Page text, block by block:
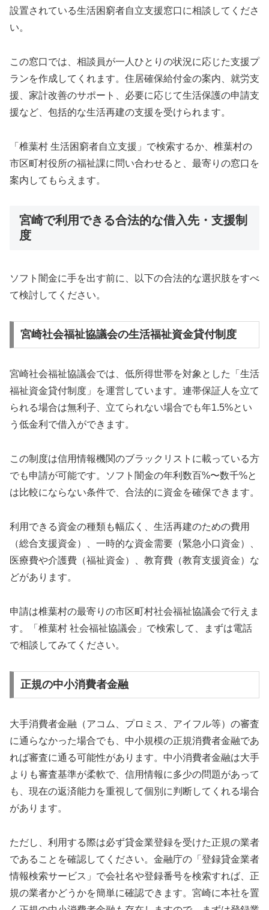
設置されている生活困窮者自立支援窓口に相談してくださ
い。
この窓口では、相談員が一人ひとりの状況に応じた支援プ
ランを作成してくれます。住居確保給付金の案内、就労支
援、家計改善のサポート、必要に応じて生活保護の申請支
援など、包括的な生活再建の支援を受けられます。
「椎葉村 生活困窮者自立支援」で検索するか、椎葉村の
市区町村役所の福祉課に問い合わせると、最寄りの窓口を
案内してもらえます。
宮崎で利用できる合法的な借入先・支援制
度
ソフト闇金に手を出す前に、以下の合法的な選択肢をすべ
て検討してください。
宮崎社会福祉協議会の生活福祉資金貸付制度
宮崎社会福祉協議会では、低所得世帯を対象とした「生活
福祉資金貸付制度」を運営しています。連帯保証人を立て
られる場合は無利子、立てられない場合でも年1.5%とい
う低金利で借入ができます。
この制度は信用情報機関のブラックリストに載っている方
でも申請が可能です。ソフト闇金の年利数百%〜数千%と
は比較にならない条件で、合法的に資金を確保できます。
利用できる資金の種類も幅広く、生活再建のための費用
（総合支援資金）、一時的な資金需要（緊急小口資金）、
医療費や介護費（福祉資金）、教育費（教育支援資金）な
どがあります。
申請は椎葉村の最寄りの市区町村社会福祉協議会で行えま
す。「椎葉村 社会福祉協議会」で検索して、まずは電話
で相談してみてください。
正規の中小消費者金融
大手消費者金融（アコム、プロミス、アイフル等）の審査
に通らなかった場合でも、中小規模の正規消費者金融であ
れば審査に通る可能性があります。中小消費者金融は大手
よりも審査基準が柔軟で、信用情報に多少の問題があって
も、現在の返済能力を重視して個別に判断してくれる場合
があります。
ただし、利用する際は必ず貸金業登録を受けた正規の業者
であることを確認してください。金融庁の「登録貸金業者
情報検索サービス」で会社名や登録番号を検索すれば、正
規の業者かどうかを簡単に確認できます。宮崎に本社を置